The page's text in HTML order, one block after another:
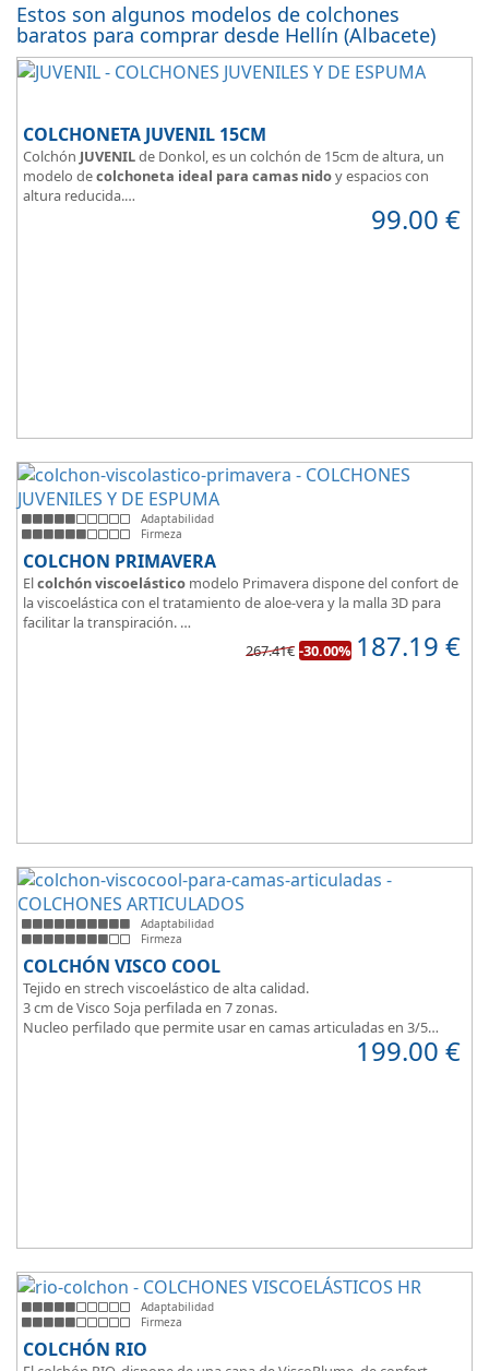
Estos son algunos modelos de colchones
baratos para comprar desde Hellín (Albacete)
COLCHONETA JUVENIL 15CM
Colchón JUVENILde Donkol, es un colchón de 15cm de altura, un
modelo decolchoneta ideal para camas nidoy espacios con
altura reducida.
suelen elegir
99.00 €
Adaptabilidad
Firmeza
COLCHON PRIMAVERA
Elcolchón viscoelástico modelo Primavera dispone del confort de
la viscoelástica con el tratamiento de aloe-vera y la malla 3D para
facilitar la transpiración.
Según medida del colchón estamos hablando tanto de un colchón
267.41€ -30.00% 187.19 €
Adaptabilidad
Firmeza
COLCHÓN VISCO COOL
Tejido en strech viscoelástico de alta calidad.
3 cm de Visco Soja perfilada en 7 zonas.
Nucleo perfilado que permite usar en camas articuladas en 3/5
199.00 €
Adaptabilidad
Firmeza
COLCHÓN RIO